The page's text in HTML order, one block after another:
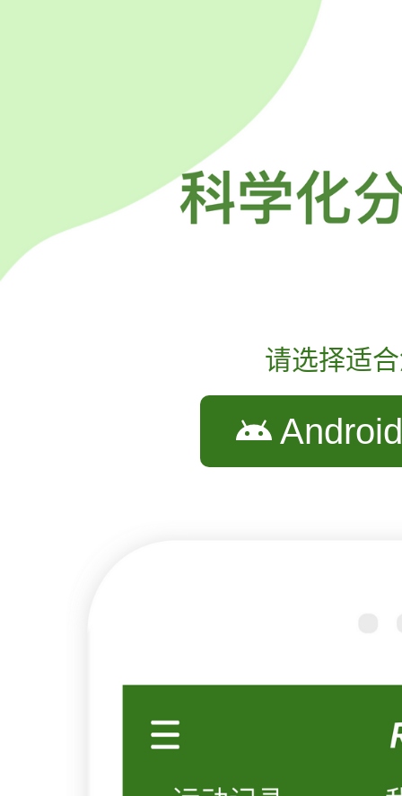
请选择适
Android